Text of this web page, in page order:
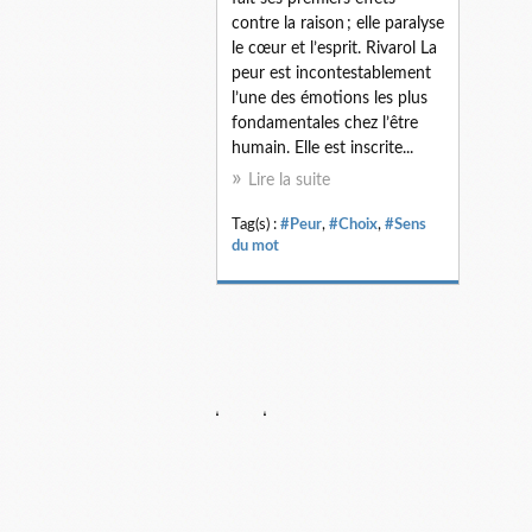
contre la raison ; elle paralyse
le cœur et l’esprit. Rivarol La
peur est incontestablement
l’une des émotions les plus
fondamentales chez l’être
humain. Elle est inscrite...
Lire la suite
Tag(s) : #Peur, #Choix, #Sens
du mot